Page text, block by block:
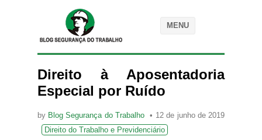
MENU
Direito à Aposentadoria
Especial por Ruído
by Blog Segurança do Trabalho
12 de junho de 2019
Direito do Trabalho e Previdenciário